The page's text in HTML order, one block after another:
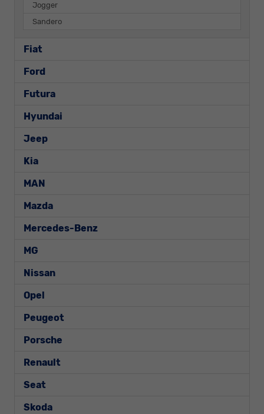
Jogger
Sandero
Fiat
Ford
Futura
Hyundai
Jeep
Kia
MAN
Mazda
Mercedes-Benz
MG
Nissan
Opel
Peugeot
Porsche
Renault
Seat
Skoda